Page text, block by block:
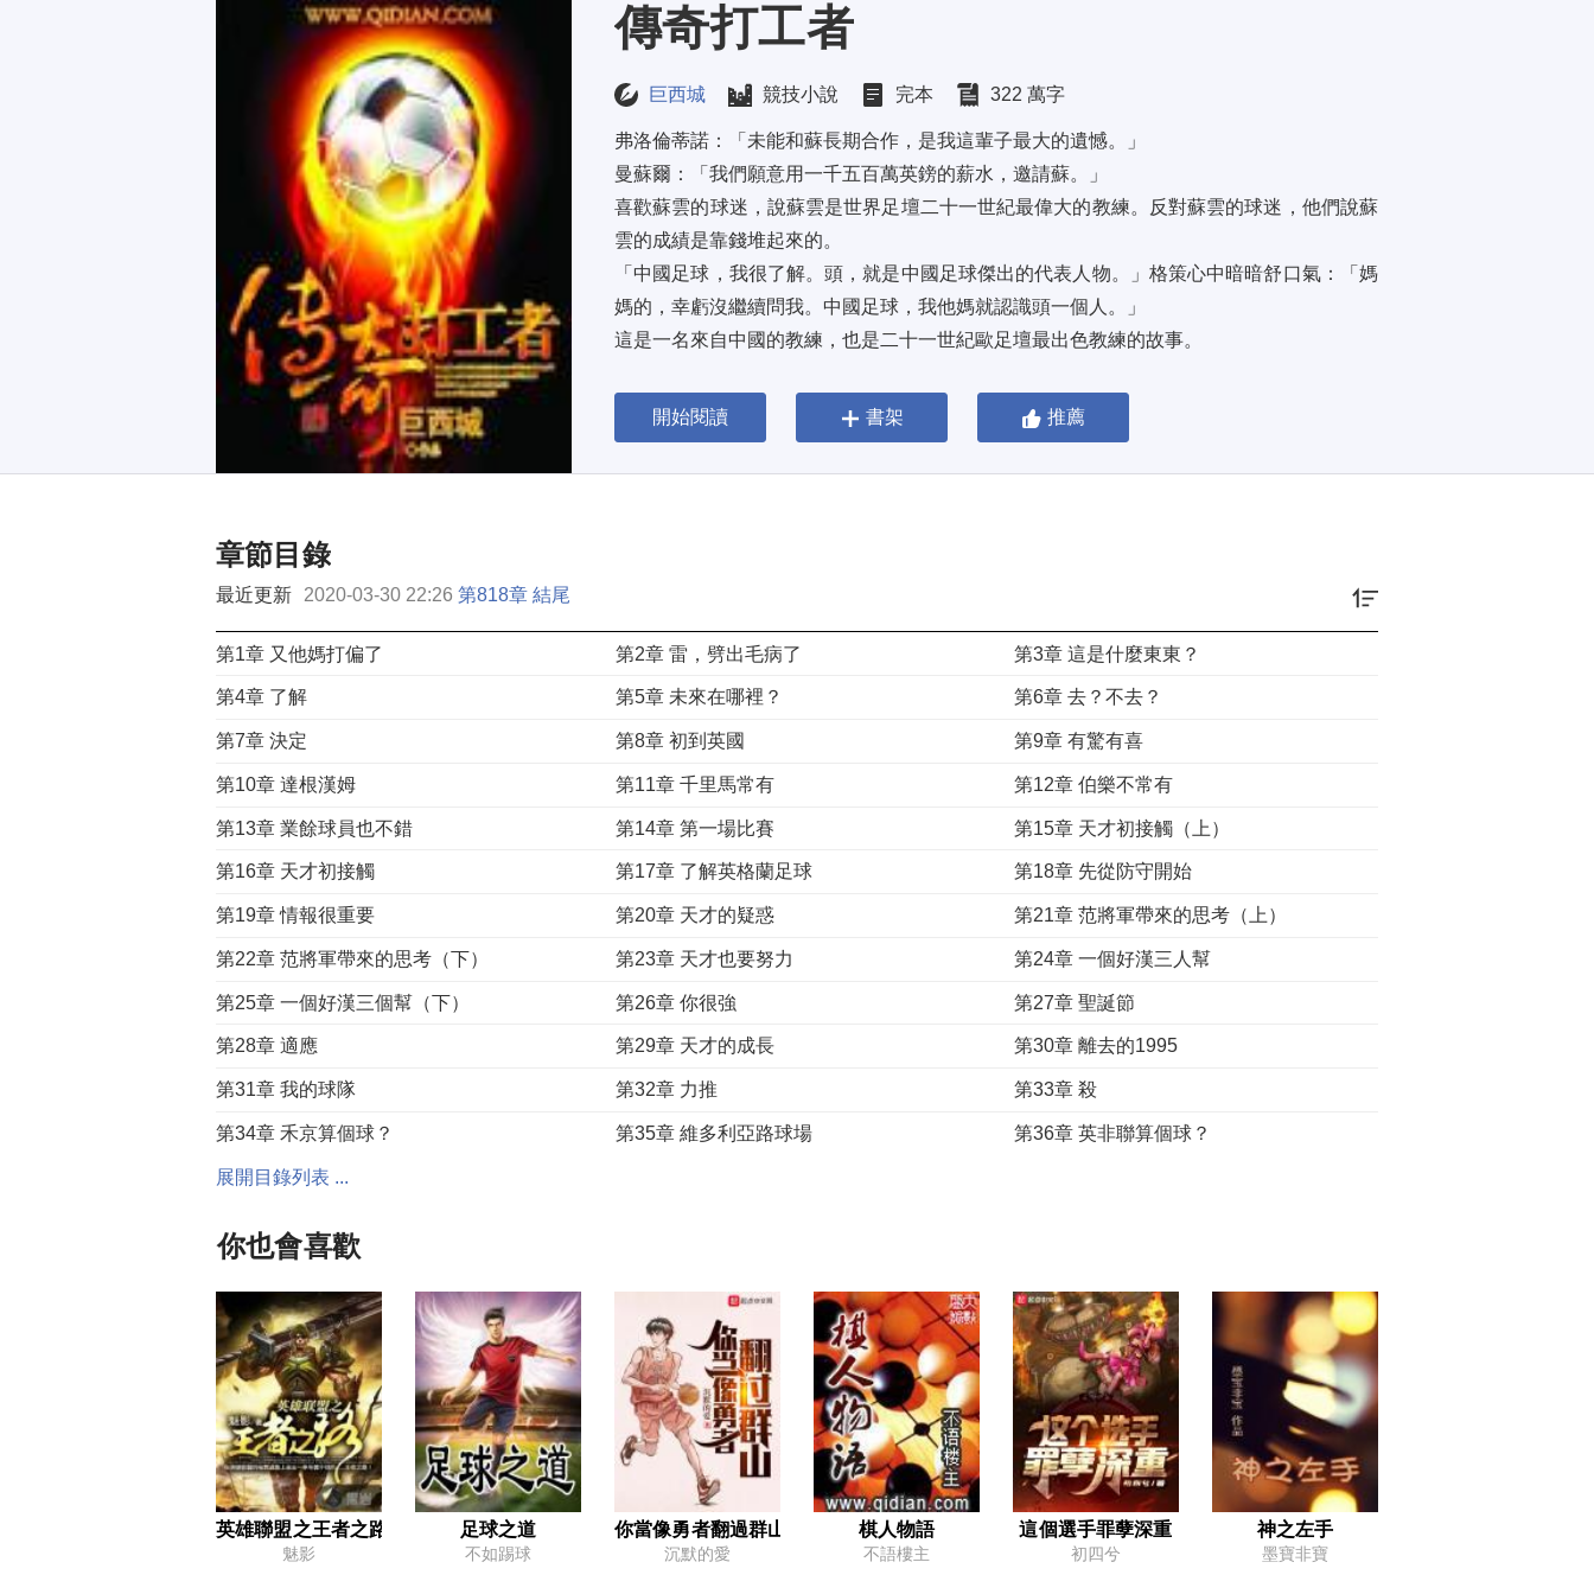
傳奇打工者
巨西城 競技小說 完本 322 萬字
弗洛倫蒂諾：「未能和蘇長期合作，是我這輩子最大的遺憾。」
曼蘇爾：「我們願意用一千五百萬英鎊的薪水，邀請蘇。」
喜歡蘇雲的球迷，說蘇雲是世界足壇二十一世紀最偉大的教練。反對蘇雲的球迷，他們說蘇
雲的成績是靠錢堆起來的。
「中國足球，我很了解。頭，就是中國足球傑出的代表人物。」格策心中暗暗舒口氣：「媽
媽的，幸虧沒繼續問我。中國足球，我他媽就認識頭一個人。」
這是一名來自中國的教練，也是二十一世紀歐足壇最出色教練的故事。
開始閱讀 書架 推薦
章節目錄
最近更新 2020-03-30 22:26 第818章 結尾
第1章 又他媽打偏了 第2章 雷，劈出毛病了 第3章 這是什麼東東？
第4章 了解 第5章 未來在哪裡？ 第6章 去？不去？
第7章 決定 第8章 初到英國 第9章 有驚有喜
第10章 達根漢姆 第11章 千里馬常有 第12章 伯樂不常有
第13章 業餘球員也不錯 第14章 第一場比賽 第15章 天才初接觸（上）
第16章 天才初接觸 第17章 了解英格蘭足球 第18章 先從防守開始
第19章 情報很重要 第20章 天才的疑惑 第21章 范將軍帶來的思考（上）
第22章 范將軍帶來的思考（下） 第23章 天才也要努力 第24章 一個好漢三人幫
第25章 一個好漢三個幫（下） 第26章 你很強 第27章 聖誕節
第28章 適應 第29章 天才的成長 第30章 離去的1995
第31章 我的球隊 第32章 力推 第33章 殺
第34章 禾京算個球？ 第35章 維多利亞路球場 第36章 英非聯算個球？
第37章 春節
第43章 賽季結束
第46章 溫布利球場 第47章 向著英丙聯賽 第48章 歡呼
第49章 祝賀 第50章 來來往往 第51章 好球員不少
第52章 租借 第53章 第一次的相遇 第54章 首次合作
第55章 賽季前的訓練 第56章 英丙聯賽 第57章 下馬威
第58章 勝利 第59章 驚人 第60章 自信心
第61章 聯賽杯 第62章 硬茬 第63章 帥才
第64章 遊刃有餘 第65章 德比 第66章 米爾沃爾
展開目錄列表 ...
你也會喜歡
英雄聯盟之王者之路
魅影
足球之道
不如踢球
你當像勇者翻過群山
沉默的愛
棋人物語
不語樓主
這個選手罪孽深重
初四兮
神之左手
墨寶非寶